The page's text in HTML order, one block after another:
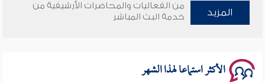
سلسلة محاضرات نفحات رمضانية 1444هـ
المزيد
من الفعاليات والمحاضرات الأرشيفية من
خدمة البث المباشر
الأكثر استماعا لهذا الشهر